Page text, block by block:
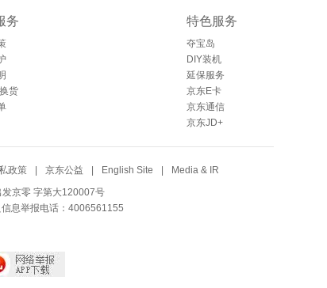
务
货
特色服务
夺宝岛
DIY装机
延保服务
京东E卡
京东通信
京东JD+
政策 京东公益 English Site Media & IR
京零 字第大120007号
息举报电话：4006561155